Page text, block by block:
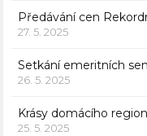
Předávání cen
27. 5. 2025
Setkání emeritních
26. 5. 2025
Krásy domácího
25. 5. 2025